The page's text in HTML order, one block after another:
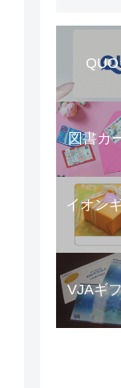
図書カ
イオン
VJAギ